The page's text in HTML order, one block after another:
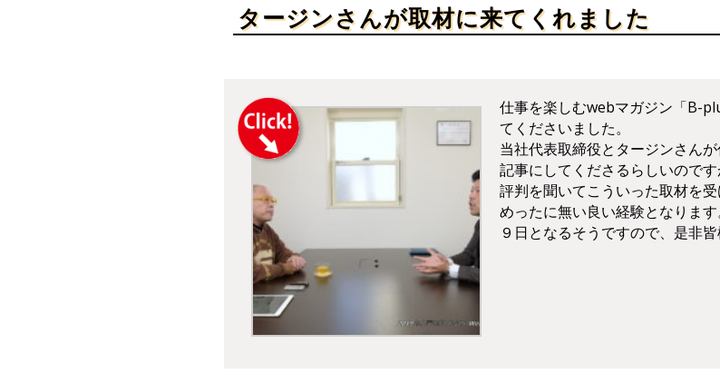
タージンさんが取材に来てくれました
仕事を楽しむwebマガジン「B-
てくださいました。
当社代表取締役とタージンさん
記事にしてくださるらしいので
評判を聞いてこういった取材を
めったに無い良い経験となりま
９日となるそうですので、是非